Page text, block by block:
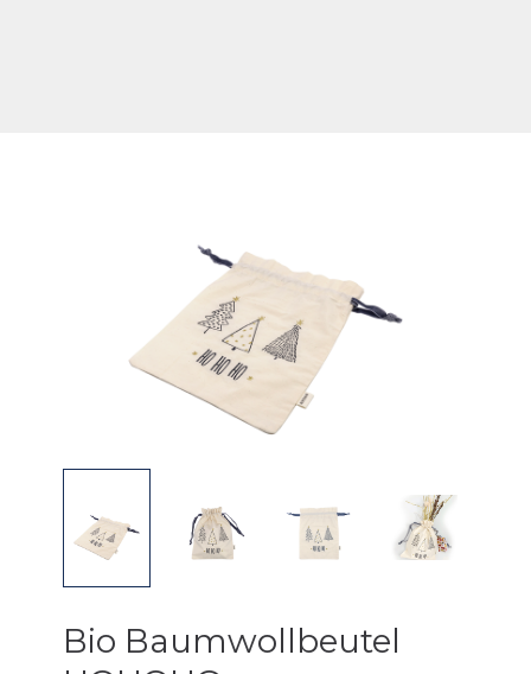
Bio Baumwollbeutel